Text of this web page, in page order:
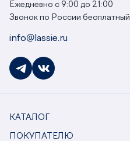
Ежедневно с 9:00 до 21:00
Звонок по России бесплатный
info@lassie.ru
КАТАЛОГ
ПОКУПАТЕЛЮ